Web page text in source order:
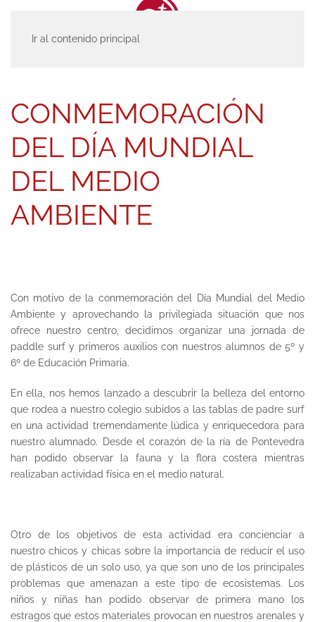
Ir al contenido principal
CONMEMORACIÓN
DEL DÍA MUNDIAL
DEL MEDIO
AMBIENTE
Con motivo de la conmemoración del Día Mundial del Medio
Ambiente y aprovechando la privilegiada situación que nos
ofrece nuestro centro, decidimos organizar una jornada de
paddle surf y primeros auxilios con nuestros alumnos de 5º y
6º de Educación Primaria.
En ella, nos hemos lanzado a descubrir la belleza del entorno
que rodea a nuestro colegio subidos a las tablas de padre surf
en una actividad tremendamente lúdica y enriquecedora para
nuestro alumnado. Desde el corazón de la ría de Pontevedra
han podido observar la fauna y la flora costera mientras
realizaban actividad física en el medio natural.
Otro de los objetivos de esta actividad era concienciar a
nuestro chicos y chicas sobre la importancia de reducir el uso
de plásticos de un solo uso, ya que son uno de los principales
problemas que amenazan a este tipo de ecosistemas. Los
niños y niñas han podido observar de primera mano los
estragos que estos materiales provocan en nuestros arenales y